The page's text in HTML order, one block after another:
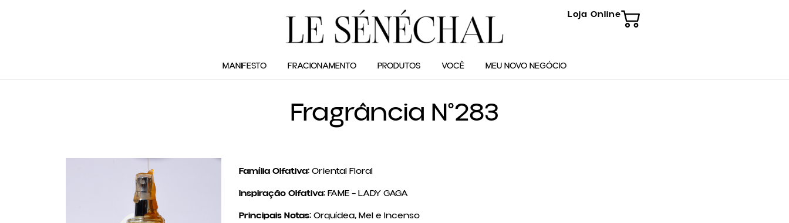
Loja Online
MANIFESTO FRACIONAMENTO PRODUTOS VOCÊ MEU NOVO NEGÓCIO
Fragrância N°283
Família Olfativa:Oriental Floral
Inspiração Olfativa:FAME – LADY GAGA
Principais Notas:Orquídea, Mel e Incenso